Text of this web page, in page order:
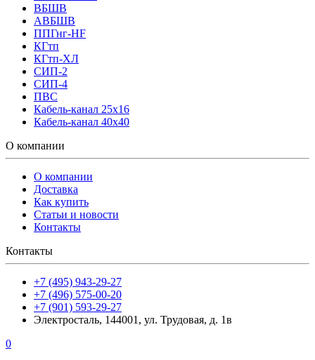
ВБШВ
АВБШВ
ППГнг-HF
КГтп
КГтп-ХЛ
СИП-2
СИП-4
ПВС
Кабель-канал 25х16
Кабель-канал 40х40
О компании
О компании
Доставка
Как купить
Статьи и новости
Контакты
Контакты
+7 (495) 943-29-27
+7 (496) 575-00-20
+7 (901) 593-29-27
Электросталь, 144001, ул. Трудовая, д. 1в
0